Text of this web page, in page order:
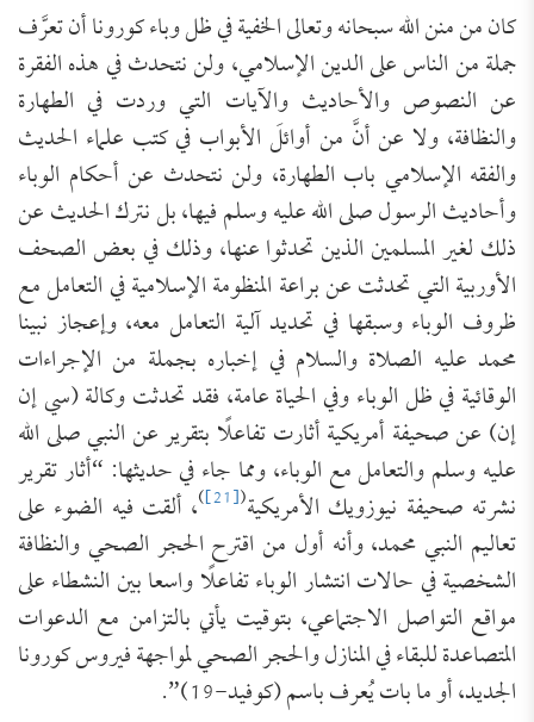
كان من منن الله سبحانه وتعالى الخفية في ظل وباء كورونا أن تعرَّف
جملة من الناس على الدين الإسلامي، ولن نتحدث في هذه الفقرة
عن النصوص والأحاديث والآيات التي وردت في الطهارة
والنظافة، ولا عن أنَّ من أوائلَ الأبواب في كتب علماء الحديث
والفقه الإسلامي باب الطهارة، ولن نتحدث عن أحكام الوباء
وأحاديث الرسول صلى الله عليه وسلم فيها، بل نترك الحديث عن
ذلك لغير المسلمين الذين تحدثوا عنها، وذلك في بعض الصحف
الأوربية التي تحدثت عن براعة المنظومة الإسلامية في التعامل مع
ظروف الوباء وسبقها في تحديد آلية التعامل معه، وإعجاز نبينا
محمد عليه الصلاة والسلام في إخباره بجملة من الإجراءات
الوقائية في ظل الوباء وفي الحياة عامة، فقد تحدثت وكالة (سي إن
إن) عن صحيفة أمريكية أثارت تفاعلًا بتقرير عن النبي صلى الله
عليه وسلم والتعامل مع الوباء، ومما جاء في حديثها: “أثار تقرير
نشرته صحيفة نيوزويك الأمريكية(
[21]
)، ألقت فيه الضوء على
تعاليم النبي محمد، وأنه أول من اقترح الحجر الصحي والنظافة
الشخصية في حالات انتشار الوباء تفاعلًا واسعا بين النشطاء على
مواقع التواصل الاجتماعي، بتوقيت يأتي بالتزامن مع الدعوات
المتصاعدة للبقاء في المنازل والحجر الصحي لمواجهة فيروس كورونا
الجديد، أو ما بات يُعرف باسم (كوفيد-19)”.